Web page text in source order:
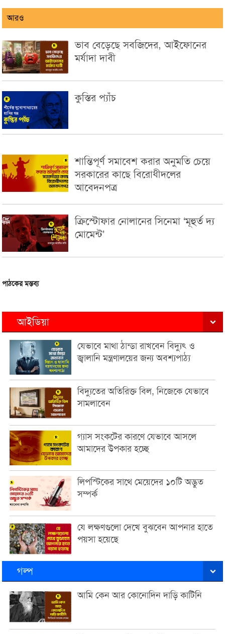
আরও
ভাব বেড়েছে সবজিদের, আইফোনের
মর্যাদা দাবী
কুস্তির প্যাঁচ
শান্তিপূর্ণ সমাবেশ করার অনুমতি চেয়ে
সরকারের কাছে বিরোধীদলের
আবেদনপত্র
ক্রিস্টোফার নোলানের সিনেমা ‘মূহুর্ত দ্য
মোমেন্ট’
পাঠকের মন্তব্য
আইডিয়া
যেভাবে মাথা ঠান্ডা রাখবেন বিদ্যুৎ ও
জ্বালানি মন্ত্রণালয়ের জন্য অবশ্যপাঠ্য
বিদ্যুতের অতিরিক্ত বিল, নিজেকে যেভাবে
সামলাবেন
গ্যাস সংকটের কারণে যেভাবে আসলে
আমাদের উপকার হচ্ছে
লিপস্টিকের সাথে মেয়েদের ১০টি অদ্ভুত
সম্পর্ক
যে লক্ষণগুলো দেখে বুঝবেন আপনার হাতে
পয়সা হয়েছে
গল্প
আমি কেন আর কোনোদিন দাড়ি কাটিনি